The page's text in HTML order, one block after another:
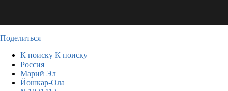
Поделиться
К поиску К поиску
Россия
Марий Эл
Йошкар-Ола